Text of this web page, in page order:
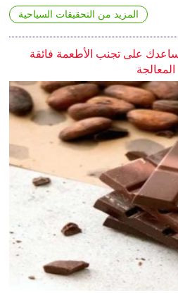
المزيد من التحقيقات السياحية
على تجنب الأطعمة فائقة
المعالجة